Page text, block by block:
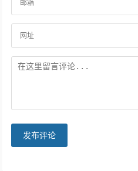
发布评论